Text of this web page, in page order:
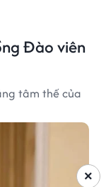
Đào viên
tâm thế của
×